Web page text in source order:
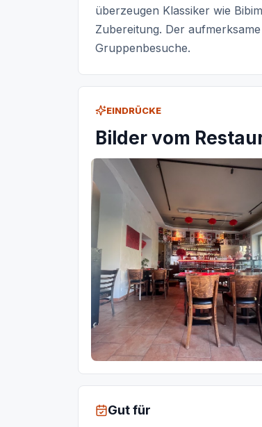
überzeugen Klassiker wie
Zubereitung. Der
Gruppenbesuche.
EINDRÜCKE
Bilder vom
Gut für